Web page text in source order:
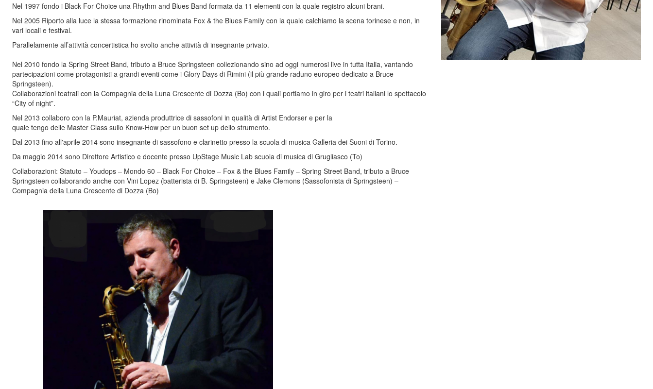
Nel 1997 fondo i Black For Choice una Rhythm and Blues Band formata da 11 elementi con la quale registro alcuni brani.
Nel 2005 Riporto alla luce la stessa formazione rinominata Fox & the Blues Family con la quale calchiamo la scena torinese e non, in
vari locali e festival.
Parallelamente all’attività concertistica ho svolto anche attività di insegnante privato.
Nel 2010 fondo la Spring Street Band, tributo a Bruce Springsteen collezionando sino ad oggi numerosi live in tutta Italia, vantando
partecipazioni come protagonisti a grandi eventi come i Glory Days di Rimini (il più grande raduno europeo dedicato a Bruce
Springsteen).
Collaborazioni teatrali con la Compagnia della Luna Crescente di Dozza (Bo) con i quali portiamo in giro per i teatri italiani lo spettacolo
“City of night”.
Nel 2013 collaboro con la P.Mauriat, azienda produttrice di sassofoni in qualità di Artist Endorser e per la
quale tengo delle Master Class sullo Know-How per un buon set up dello strumento.
Dal 2013 fino all'aprile 2014 sono insegnante di sassofono e clarinetto presso la scuola di musica Galleria dei Suoni di Torino.
Da maggio 2014 sono Direttore Artistico e docente presso UpStage Music Lab scuola di musica di Grugliasco (To)
Collaborazioni: Statuto – Youdops – Mondo 60 – Black For Choice – Fox & the Blues Family – Spring Street Band, tributo a Bruce
Springsteen collaborando anche con Vini Lopez (batterista di B. Springsteen) e Jake Clemons (Sassofonista di Springsteen) –
Compagnia della Luna Crescente di Dozza (Bo)